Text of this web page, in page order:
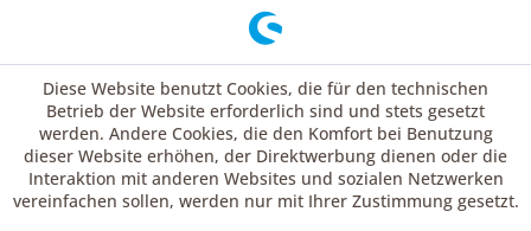
Diese Website benutzt Cookies, die für den technischen
Betrieb der Website erforderlich sind und stets gesetzt
werden. Andere Cookies, die den Komfort bei Benutzung
dieser Website erhöhen, der Direktwerbung dienen oder die
Interaktion mit anderen Websites und sozialen Netzwerken
vereinfachen sollen, werden nur mit Ihrer Zustimmung gesetzt.